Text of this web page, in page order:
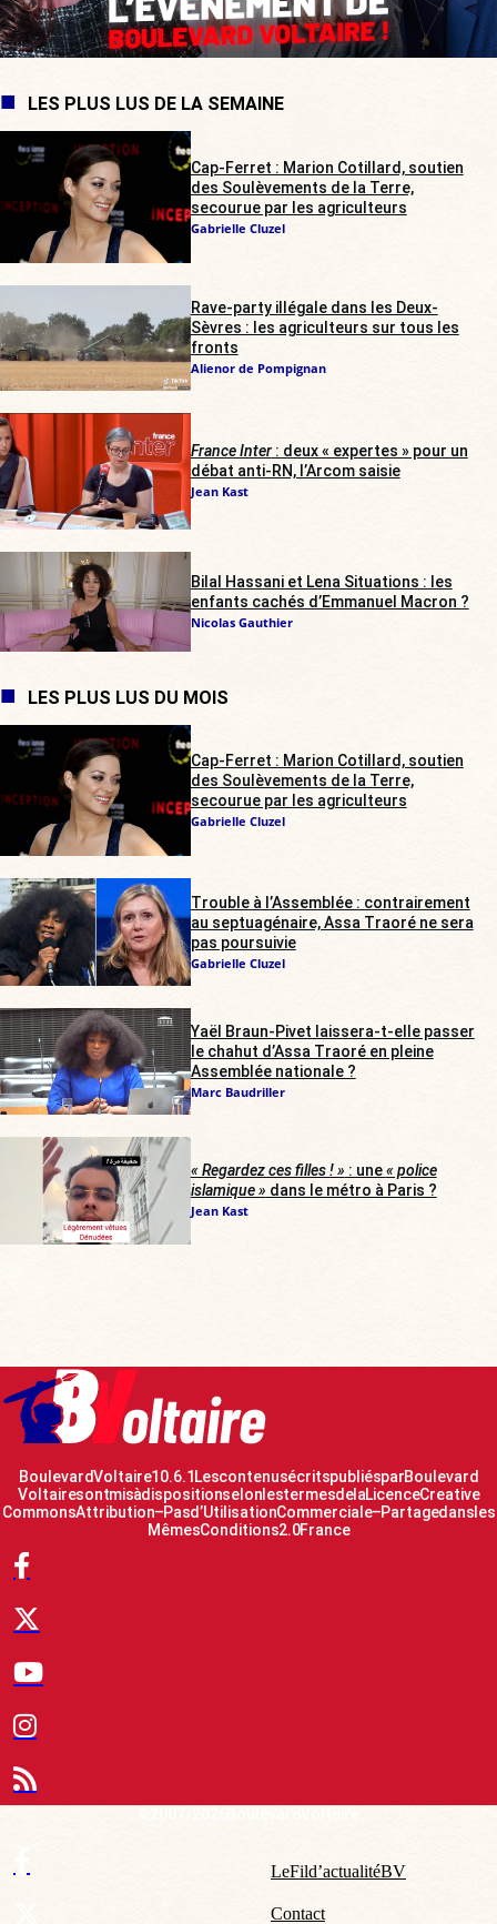
LES PLUS LUS DE LA SEMAINE
Cap-Ferret : Marion Cotillard, soutien
des Soulèvements de la Terre,
secourue par les agriculteurs
Gabrielle Cluzel
Rave-party illégale dans les Deux-
Sèvres : les agriculteurs sur tous les
fronts
Alienor de Pompignan
France Inter: deux « expertes » pour un
débat anti-RN, l’Arcom saisie
Jean Kast
Bilal Hassani et Lena Situations : les
enfants cachés d’Emmanuel Macron ?
Nicolas Gauthier
LES PLUS LUS DU MOIS
Cap-Ferret : Marion Cotillard, soutien
des Soulèvements de la Terre,
secourue par les agriculteurs
Gabrielle Cluzel
Trouble à l’Assemblée : contrairement
au septuagénaire, Assa Traoré ne sera
pas poursuivie
Gabrielle Cluzel
Yaël Braun-Pivet laissera-t-elle passer
le chahut d’Assa Traoré en pleine
Assemblée nationale ?
Marc Baudriller
« Regardez ces filles ! » : une« police
islamique » dans le métro à Paris ?
Jean Kast
Boulevard Voltaire 10.6.1 Les contenus écrits publiés par Boulevard
Voltaire sont mis à disposition selon les termes de la Licence Creative
Commons Attribution – Pas d’Utilisation Commerciale – Partage dans les
Mêmes Conditions 2.0 France
Le Fil d’actualité BV
Contact